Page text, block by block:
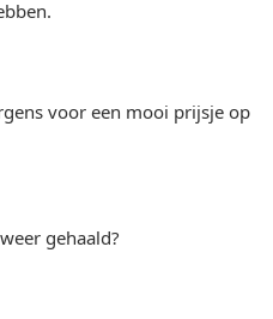
voor een mooi prijsje op
gehaald?